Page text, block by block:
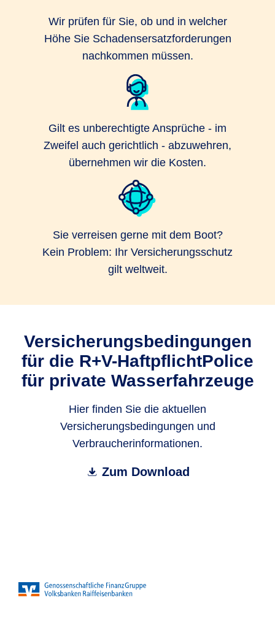
Wir prüfen für Sie, ob und in welcher
Höhe Sie Schadensersatzforderungen
nachkommen müssen.
Gilt es unberechtigte Ansprüche - im
Zweifel auch gerichtlich - abzuwehren,
übernehmen wir die Kosten.
Sie verreisen gerne mit dem Boot?
Kein Problem: Ihr Versicherungsschutz
gilt weltweit.
Versicherungsbedingungen
für die R+V-HaftpflichtPolice
für private Wasserfahrzeuge
Hier finden Sie die aktuellen
Versicherungsbedingungen und
Verbraucherinformationen.
Zum Download